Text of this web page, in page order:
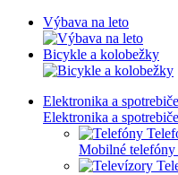
Výbava na leto
Bicykle a kolobežky
Elektronika a spotrebiče
Elektronika a spotrebiče
Mobilné